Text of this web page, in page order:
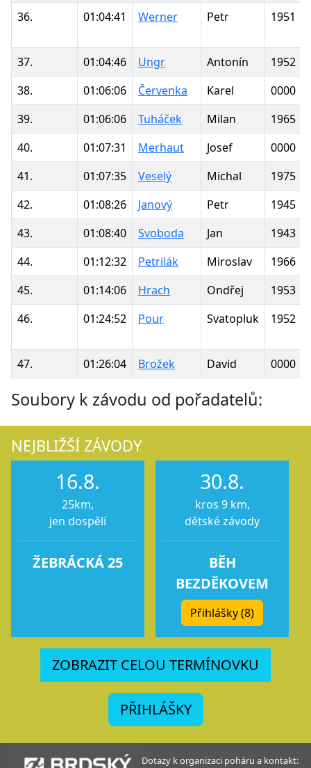
36.
01:04:41 Werner Petr 1951
37. 01:04:46 Ungr Antonín
1952
38.
01:06:06 Červenka Karel
0000
39.
01:06:06 Tuháček Milan
1965
40.
01:07:31 Merhaut Josef
0000
41.
01:07:35 Veselý Michal
1975
42.
01:08:26 Janový Petr
1945
43.
01:08:40 Svoboda Jan
1943
44.
01:12:32 Petrilák Miroslav
1966
45.
01:14:06 Hrach Ondřej
1953
46.
01:24:52 Pour Svatopluk 1952
47. 01:26:04 Brožek David 0000
Soubory k závodu od pořadatelů:
NEJBLIŽŠÍ ZÁVODY
16.8.
25km,
jen dospělí
ŽEBRÁCKÁ 25
30.8.
kros 9 km,
dětské závody
BĚH
BEZDĚKOVEM
Přihlášky (8)
ZOBRAZIT CELOU TERMÍNOVKU
PŘIHLÁŠKY
Dotazy k organizaci poháru a kontakt: